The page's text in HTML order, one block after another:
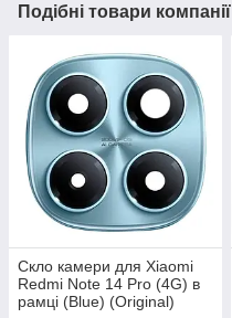
Подібні товари компанії
Скло камери для Xiaomi
Redmi Note 14 Pro (4G) в
рамці (Blue) (Original)